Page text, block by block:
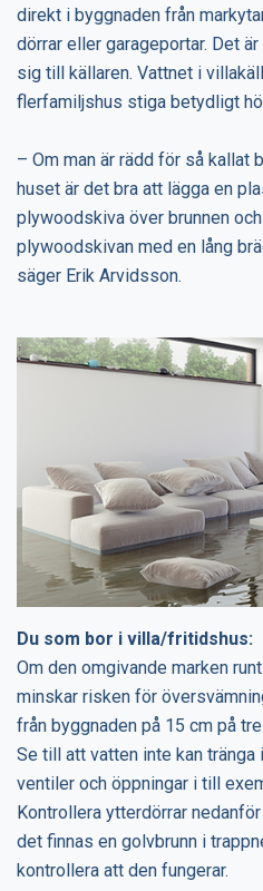
direkt i byggnaden från
dörrar eller garageportar. Det
sig till källaren. Vattnet i
flerfamiljshus stiga betydligt
– Om man är rädd för så kallat
huset är det bra att lägga en
plywoodskiva över brunnen
plywoodskivan med en lång
säger Erik Arvidsson.
Du som bor i villa/fritidshus:
Om den omgivande marken
minskar risken för
från byggnaden på 15 cm på
Se till att vatten inte kan tränga
ventiler och öppningar i till
Kontrollera ytterdörrar
det finnas en golvbrunn i
kontrollera att den fungerar.